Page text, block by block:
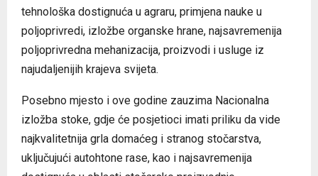
tehnološka dostignuća u agraru, primjena nauke u
poljoprivredi, izložbe organske hrane, najsavremenija
poljoprivredna mehanizacija, proizvodi i usluge iz
najudaljenijih krajeva svijeta.
Posebno mjesto i ove godine zauzima Nacionalna
izložba stoke, gdje će posjetioci imati priliku da vide
najkvalitetnija grla domaćeg i stranog stočarstva,
uključujući autohtone rase, kao i najsavremenija